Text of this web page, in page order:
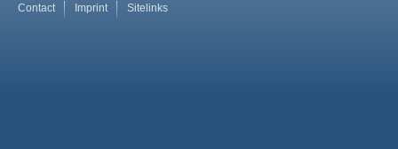
Contact Imprint Sitelinks